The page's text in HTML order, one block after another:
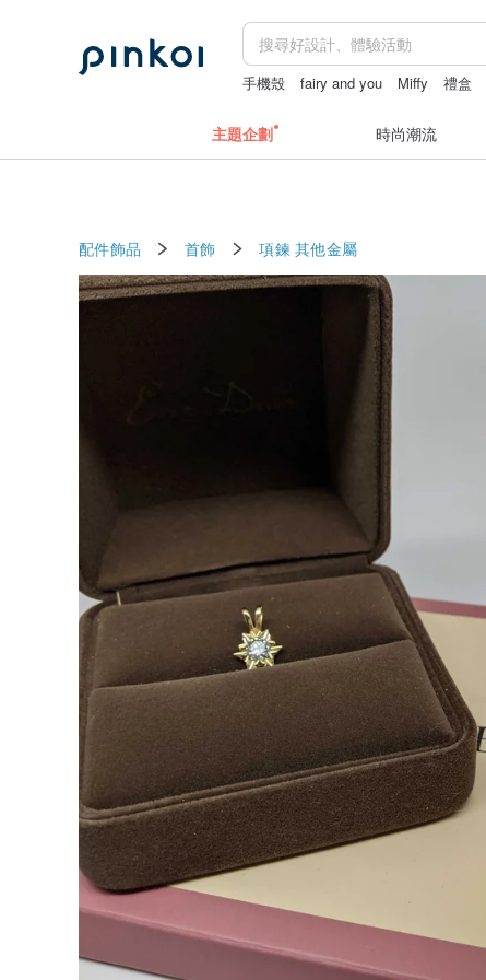
手機殼 fairy and you Miffy 禮盒
主題企劃 時尚潮流
配件飾品 首飾 項鍊 其他金屬